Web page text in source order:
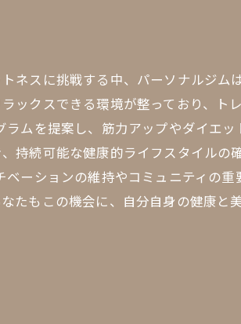
ネスに挑戦する中、パーソナルジム
ックスできる環境が整っており、ト
ムを提案し、筋力アップやダイエッ
持続可能な健康的ライフスタイルの
ーションの維持やコミュニティの重
たもこの機会に、自分自身の健康と